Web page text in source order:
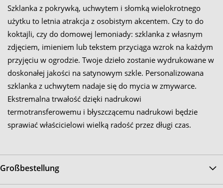
Szklanka z pokrywką, uchwytem i słomką wielokrotnego
użytku to letnia atrakcja z osobistym akcentem. Czy to do
koktajli, czy do domowej lemoniady: szklanka z własnym
zdjęciem, imieniem lub tekstem przyciąga wzrok na każdym
przyjęciu w ogrodzie. Twoje dzieło zostanie wydrukowane w
doskonałej jakości na satynowym szkle. Personalizowana
szklanka z uchwytem nadaje się do mycia w zmywarce.
Ekstremalna trwałość dzięki nadrukowi
termotransferowemu i błyszczącemu nadrukowi będzie
sprawiać właścicielowi wielką radość przez długi czas.
Großbestellung